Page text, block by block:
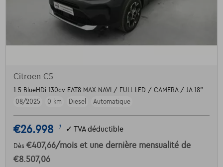
Citroen C5
1.5 BlueHDi 130cv EAT8 MAX NAVI / FULL LED / CAMERA / JA 18"
08/2025
0 km Diesel Automatique
€26.998 1 ✓ TVA déductible
Dès €407,66/mois et une dernière mensualité de
€8.507,06